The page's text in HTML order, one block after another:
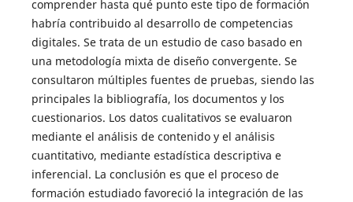
comprender hasta qué punto este tipo de formación
habría contribuido al desarrollo de competencias
digitales. Se trata de un estudio de caso basado en
una metodología mixta de diseño convergente. Se
consultaron múltiples fuentes de pruebas, siendo las
principales la bibliografía, los documentos y los
cuestionarios. Los datos cualitativos se evaluaron
mediante el análisis de contenido y el análisis
cuantitativo, mediante estadística descriptiva e
inferencial. La conclusión es que el proceso de
formación estudiado favoreció la integración de las